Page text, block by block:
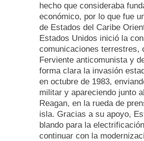
hecho que consideraba
económico, por lo que fue
de Estados del Caribe
Estados Unidos inició la
comunicaciones terrestres,
Ferviente anticomunista y
forma clara la invasión
en octubre de 1983,
militar y apareciendo junto
Reagan, en la rueda de
isla. Gracias a su apoyo,
blando para la
continuar con la